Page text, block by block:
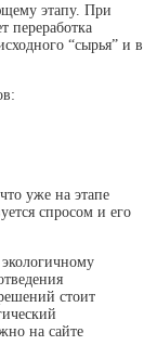
этапу. При
переработка
“сырья” и в
уже на этапе
спросом и его
стоит
на сайте